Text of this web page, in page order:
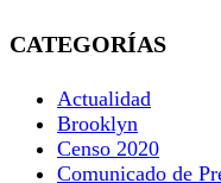
CATEGORÍAS
Actualidad
Brooklyn
Censo 2020
Comunicado de